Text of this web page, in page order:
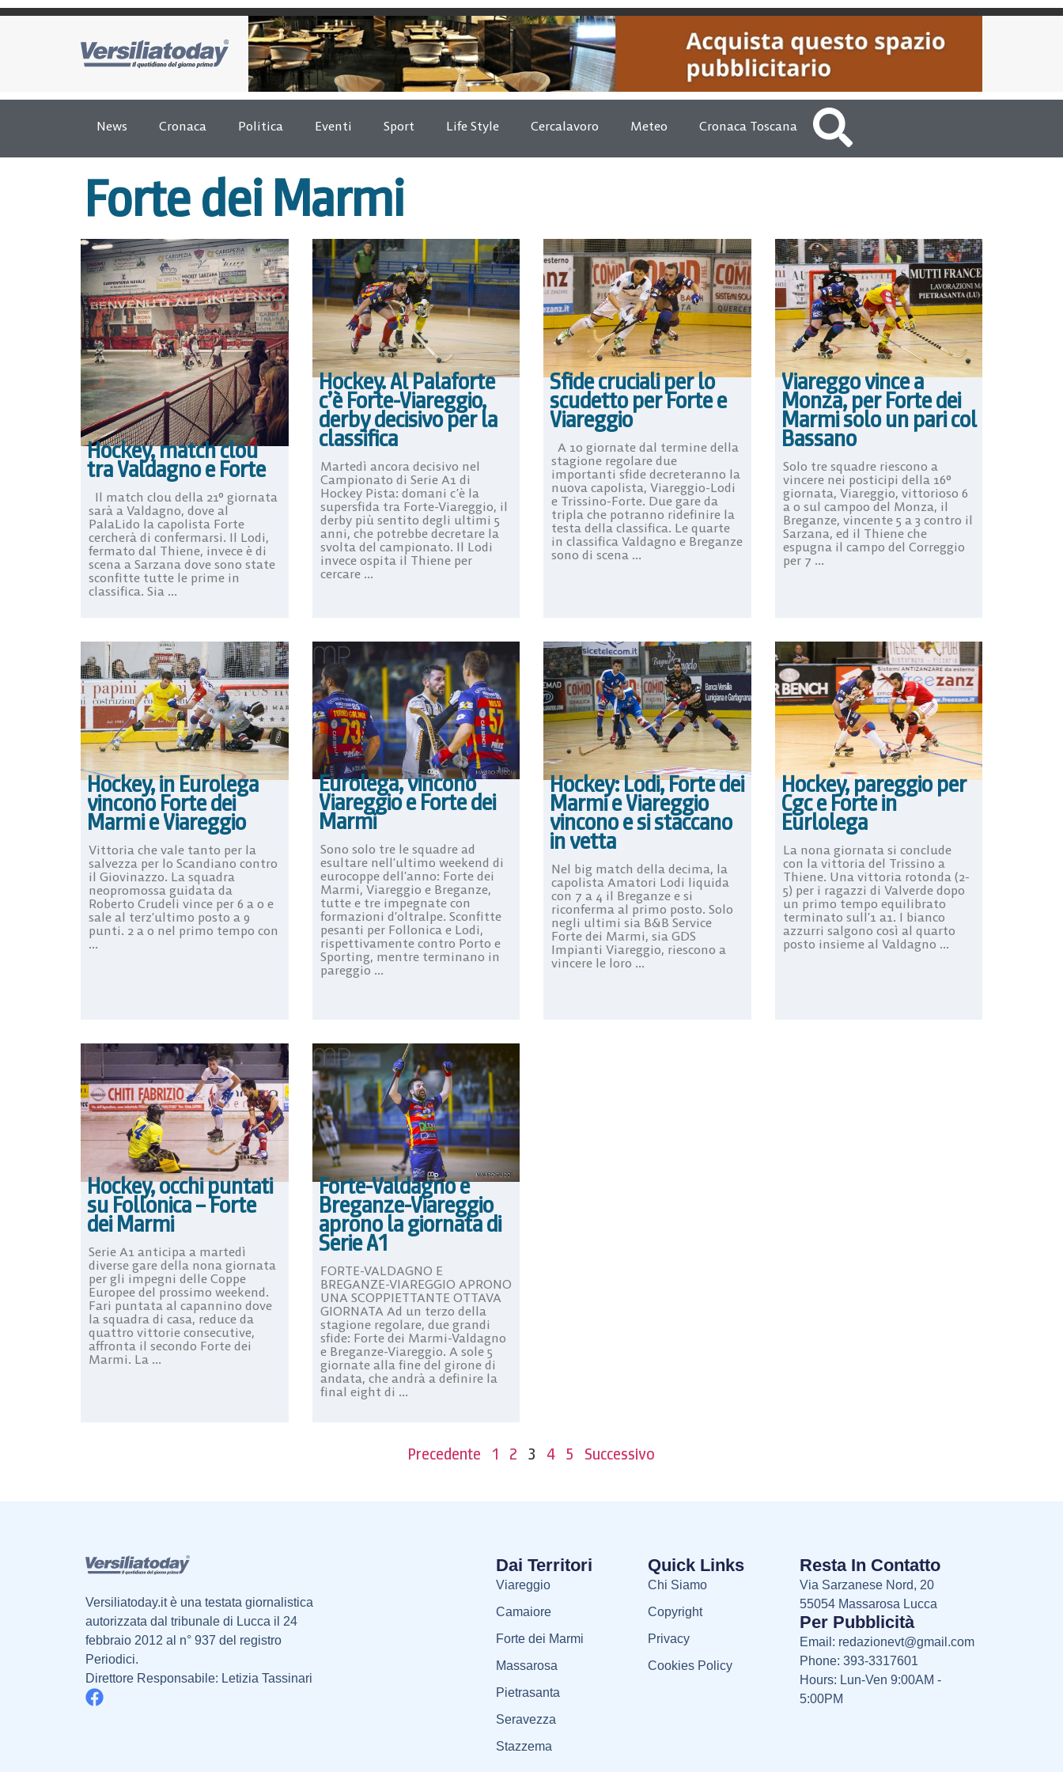
News Cronaca Politica Eventi Sport Life Style Cercalavoro Meteo Cronaca Toscana
Forte dei Marmi
Hockey, match clou
tra Valdagno e Forte
Il match clou della 21° giornata
sarà a Valdagno, dove al
PalaLido la capolista Forte
cercherà di confermarsi. Il Lodi,
fermato dal Thiene, invece è di
scena a Sarzana dove sono state
sconfitte tutte le prime in
classifica. Sia ...
Hockey. Al Palaforte
c’è Forte-Viareggio,
derby decisivo per la
classifica
Martedì ancora decisivo nel
Campionato di Serie A1 di
Hockey Pista: domani c’è la
supersfida tra Forte-Viareggio, il
derby più sentito degli ultimi 5
anni, che potrebbe decretare la
svolta del campionato. Il Lodi
invece ospita il Thiene per
cercare ...
Sfide cruciali per lo
scudetto per Forte e
Viareggio
A 10 giornate dal termine della
stagione regolare due
importanti sfide decreteranno la
nuova capolista, Viareggio-Lodi
e Trissino-Forte. Due gare da
tripla che potranno ridefinire la
testa della classifica. Le quarte
in classifica Valdagno e Breganze
sono di scena ...
Viareggo vince a
Monza, per Forte dei
Marmi solo un pari col
Bassano
Solo tre squadre riescono a
vincere nei posticipi della 16°
giornata, Viareggio, vittorioso 6
a 0 sul campoo del Monza, il
Breganze, vincente 5 a 3 contro il
Sarzana, ed il Thiene che
espugna il campo del Correggio
per 7 ...
Hockey, in Eurolega
vincono Forte dei
Marmi e Viareggio
Vittoria che vale tanto per la
salvezza per lo Scandiano contro
il Giovinazzo. La squadra
neopromossa guidata da
Roberto Crudeli vince per 6 a 0 e
sale al terz’ultimo posto a 9
punti. 2 a 0 nel primo tempo con
...
Eurolega, vincono
Viareggio e Forte dei
Marmi
Sono solo tre le squadre ad
esultare nell’ultimo weekend di
eurocoppe dell’anno: Forte dei
Marmi, Viareggio e Breganze,
tutte e tre impegnate con
formazioni d’oltralpe. Sconfitte
pesanti per Follonica e Lodi,
rispettivamente contro Porto e
Sporting, mentre terminano in
pareggio ...
Hockey: Lodi, Forte dei
Marmi e Viareggio
vincono e si staccano
in vetta
Nel big match della decima, la
capolista Amatori Lodi liquida
con 7 a 4 il Breganze e si
riconferma al primo posto. Solo
negli ultimi sia B&B Service
Forte dei Marmi, sia GDS
Impianti Viareggio, riescono a
vincere le loro ...
Hockey, pareggio per
Cgc e Forte in
Eurlolega
La nona giornata si conclude
con la vittoria del Trissino a
Thiene. Una vittoria rotonda (2-
5) per i ragazzi di Valverde dopo
un primo tempo equilibrato
terminato sull’1 a1. I bianco
azzurri salgono così al quarto
posto insieme al Valdagno ...
Hockey, occhi puntati
su Follonica – Forte
dei Marmi
Serie A1 anticipa a martedì
diverse gare della nona giornata
per gli impegni delle Coppe
Europee del prossimo weekend.
Fari puntata al capannino dove
la squadra di casa, reduce da
quattro vittorie consecutive,
affronta il secondo Forte dei
Marmi. La ...
Forte-Valdagno e
Breganze-Viareggio
aprono la giornata di
Serie A1
FORTE-VALDAGNO E
BREGANZE-VIAREGGIO APRONO
UNA SCOPPIETTANTE OTTAVA
GIORNATA Ad un terzo della
stagione regolare, due grandi
sfide: Forte dei Marmi-Valdagno
e Breganze-Viareggio. A sole 5
giornate alla fine del girone di
andata, che andrà a definire la
final eight di ...
Precedente 1 2 3 4 5 Successivo
Versiliatoday.it è una testata giornalistica
autorizzata dal tribunale di Lucca il 24
febbraio 2012 al n° 937 del registro
Periodici.
Direttore Responsabile: Letizia Tassinari
Dai Territori
Viareggio
Camaiore
Forte dei Marmi
Massarosa
Pietrasanta
Seravezza
Stazzema
Quick Links
Chi Siamo
Copyright
Privacy
Cookies Policy
Resta In Contatto
Via Sarzanese Nord, 20
55054 Massarosa Lucca
Per Pubblicità
Email: redazionevt@gmail.com
Phone: 393-3317601
Hours: Lun-Ven 9:00AM -
5:00PM